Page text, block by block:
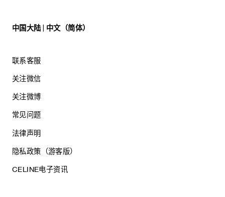
中国大陆 | 中文（简体）
联系客服
关注微信
关注微博
常见问题
法律声明
隐私政策（游客版）
CELINE电子资讯